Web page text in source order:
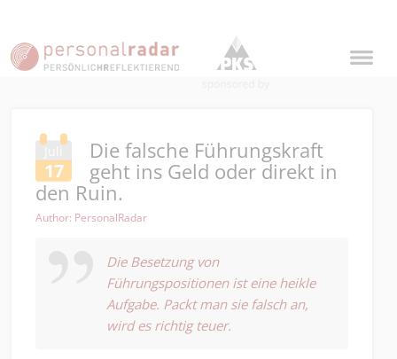
17
Die falsche Führungskraft
geht ins Geld oder direkt in
den Ruin.
Author: PersonalRadar
Die Besetzung von
Führungspositionen ist eine heikle
Aufgabe. Packt man sie falsch an,
wird es richtig teuer.